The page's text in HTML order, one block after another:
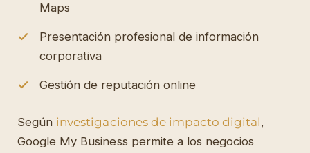
Maps
Presentación profesional de información
corporativa
Gestión de reputación online
Según investigaciones de impacto digital,
Google My Business permite a los negocios